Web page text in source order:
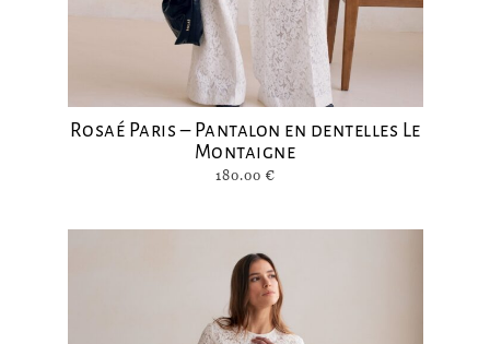
Rosaé Paris – Pantalon en dentelles Le
Montaigne
180.00 €